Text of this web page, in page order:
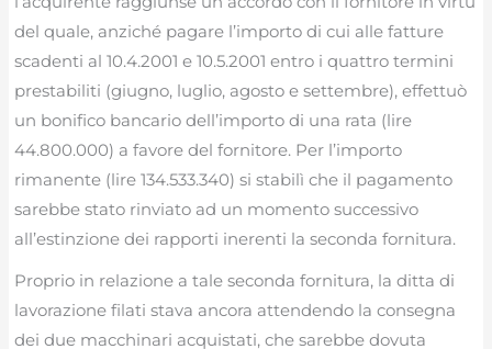
del quale, anziché pagare l’importo di cui alle fatture
scadenti al 10.4.2001 e 10.5.2001 entro i quattro termini
prestabiliti (giugno, luglio, agosto e settembre), effettuò
un bonifico bancario dell’importo di una rata (lire
44.800.000) a favore del fornitore. Per l’importo
rimanente (lire 134.533.340) si stabilì che il pagamento
sarebbe stato rinviato ad un momento successivo
all’estinzione dei rapporti inerenti la seconda fornitura.
Proprio in relazione a tale seconda fornitura, la ditta di
lavorazione filati stava ancora attendendo la consegna
dei due macchinari acquistati, che sarebbe dovuta